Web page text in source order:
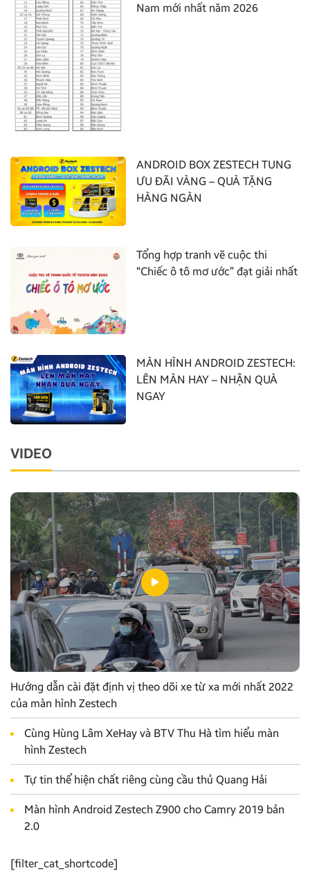
Nam mới nhất năm 2026
ANDROID BOX ZESTECH TUNG
ƯU ĐÃI VÀNG – QUÀ TẶNG
HÀNG NGÀN
Tổng hợp tranh vẽ cuộc thi
“Chiếc ô tô mơ ước” đạt giải nhất
MÀN HÌNH ANDROID ZESTECH:
LÊN MÀN HAY – NHẬN QUÀ
NGAY
VIDEO
Hướng dẫn cài đặt định vị theo dõi xe từ xa mới nhất 2022
của màn hình Zestech
Cùng Hùng Lâm XeHay và BTV Thu Hà tìm hiểu màn
hình Zestech
Tự tin thể hiện chất riêng cùng cầu thủ Quang Hải
Màn hình Android Zestech Z900 cho Camry 2019 bản
2.0
[filter_cat_shortcode]